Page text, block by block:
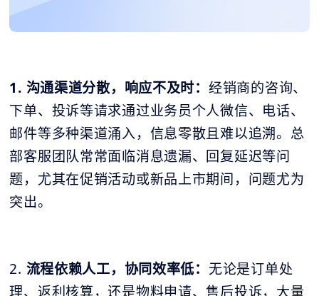
1. 沟通渠道分散，响应不及时： 经销商的咨询、
下单、投诉等请求通过业务员个人微信、电话、
邮件等多种渠道涌入，信息零散且难以追溯。总
部客服团队常常面临消息遗漏、回复延迟等问
题，尤其在促销活动或新品上市期间，问题尤为
突出。
2. 流程依赖人工，协同效率低： 无论是订单处
理、返利核算，还是物料申请、售后投诉，大量